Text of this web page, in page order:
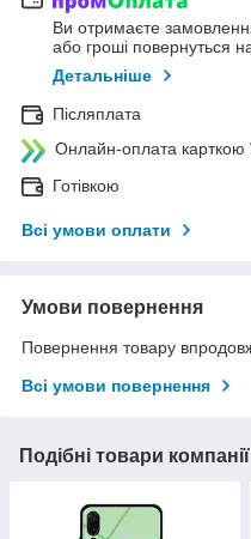
Ви отримаєте
або гроші повернуться
Детальніше
Післяплата
Онлайн-оплата
Готівкою
Всі умови оплати
Умови повернення
Повернення товару
Всі умови повернення
Подібні товари компанії